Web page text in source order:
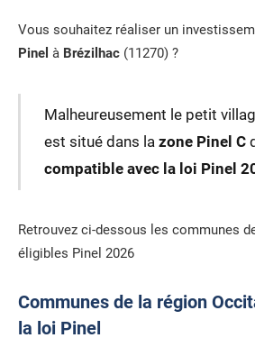
Vous souhaitez réaliser un
Pinel à Brézilhac (11270) ?
Malheureusement le petit
est situé dans la zone Pinel C
compatible avec la loi Pinel
Retrouvez ci-dessous les communes
éligibles Pinel 2026
Communes de la région
la loi Pinel